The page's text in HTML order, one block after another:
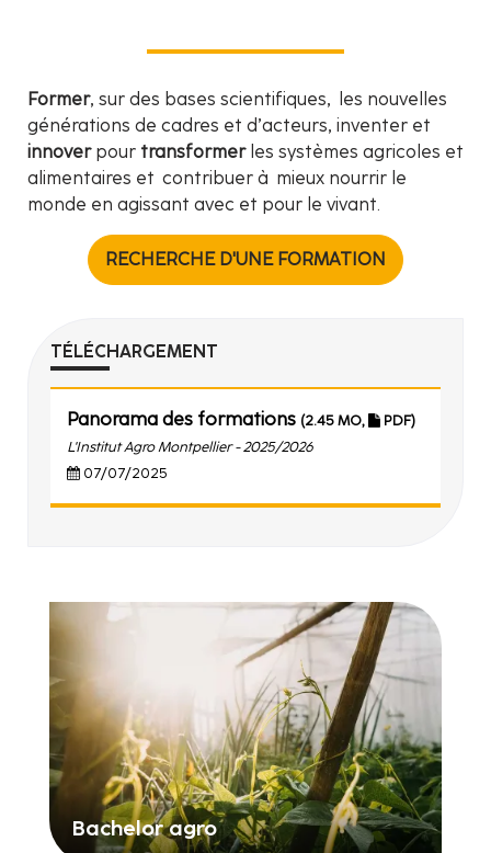
Former, sur des bases scientifiques, les nouvelles
générations de cadres et d’acteurs, inventer et
innover pour transformer les systèmes agricoles et
alimentaires et contribuer à mieux nourrir le
monde en agissant avec et pour le vivant.
RECHERCHE D'UNE FORMATION
TÉLÉCHARGEMENT
Panorama des formations (2.45 MO,
PDF)
L'Institut Agro Montpellier - 2025/2026
07/07/2025
Bachelor agro